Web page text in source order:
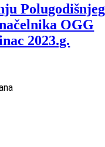
Polugodišnjeg
OGG
2023.g.